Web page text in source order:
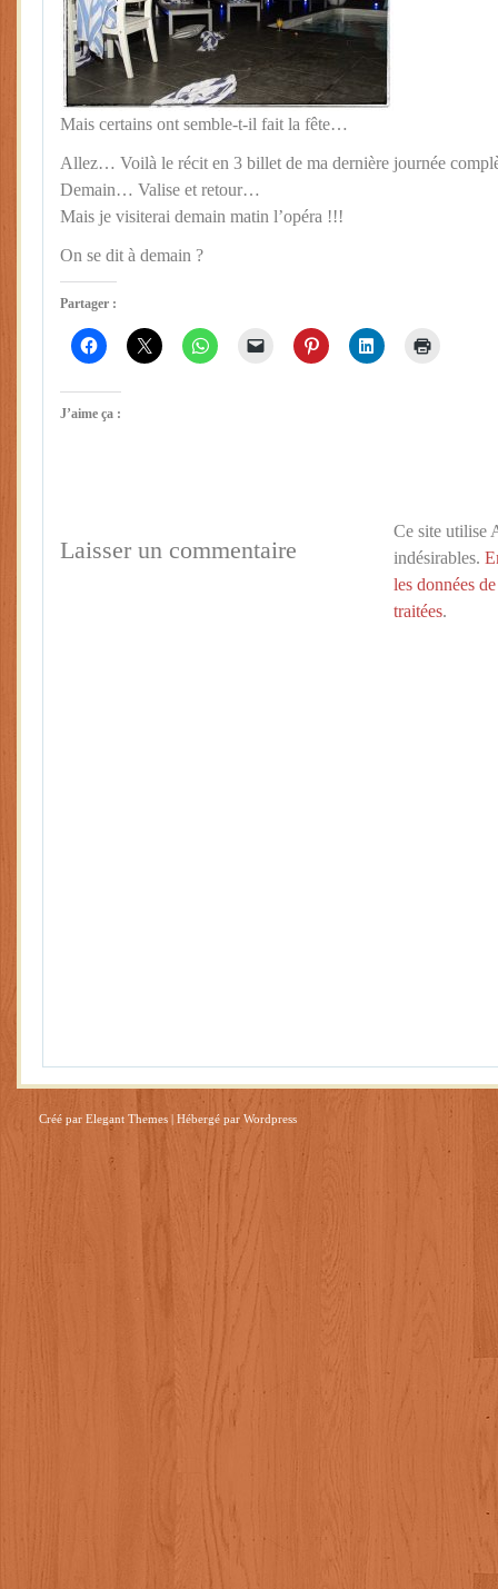
Mais certains ont semble-t-il fait la fête…
Allez… Voilà le récit en 3 billet de ma dernière journée
Demain… Valise et retour…
Mais je visiterai demain matin l’opéra !!!
On se dit à demain ?
Partager :
J’aime ça :
Laisser un commentaire
Ce site utilise
indésirables.
les données
traitées.
Créé par Elegant Themes | Hébergé par Wordpress